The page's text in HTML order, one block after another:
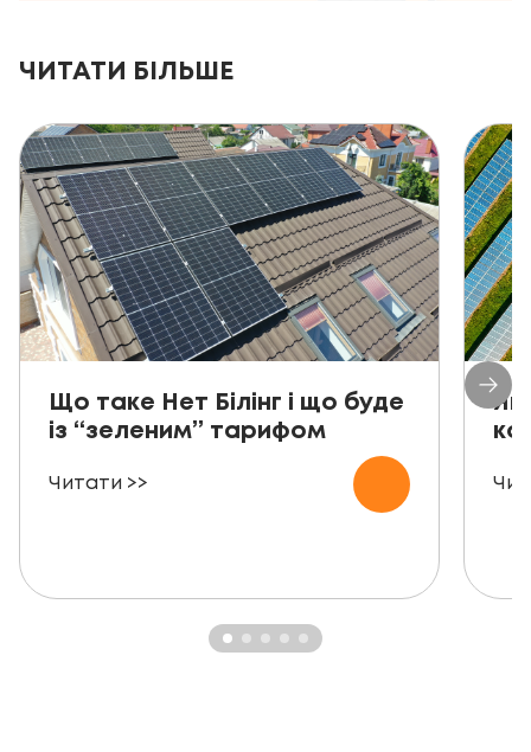
ЧИТАТИ БІЛЬШЕ
Що таке Нет Білінг і що буде
із “зеленим” тарифом
Читати >>
Як